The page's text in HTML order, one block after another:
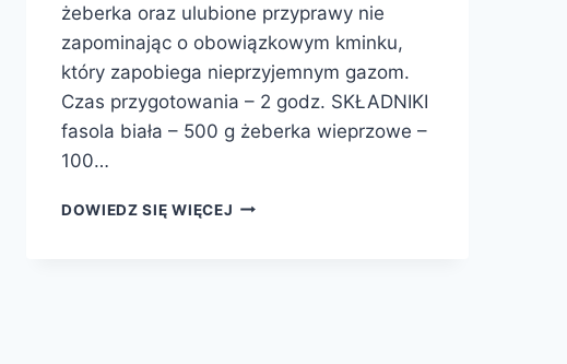
żeberka oraz ulubione przyprawy nie
zapominając o obowiązkowym kminku,
który zapobiega nieprzyjemnym gazom.
Czas przygotowania – 2 godz. SKŁADNIKI
fasola biała – 500 g żeberka wieprzowe –
100…
DOWIEDZ SIĘ WIĘCEJ FASOLKA